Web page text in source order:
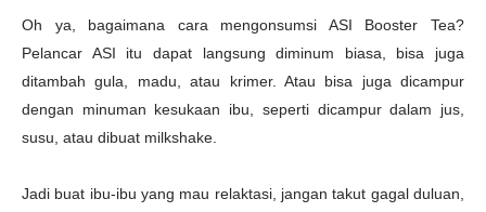
Oh ya, bagaimana cara mengonsumsi ASI Booster Tea?
Pelancar ASI itu dapat langsung diminum biasa, bisa juga
ditambah gula, madu, atau krimer. Atau bisa juga dicampur
dengan minuman kesukaan ibu, seperti dicampur dalam jus,
susu, atau dibuat milkshake.
Jadi buat ibu-ibu yang mau relaktasi, jangan takut gagal duluan,